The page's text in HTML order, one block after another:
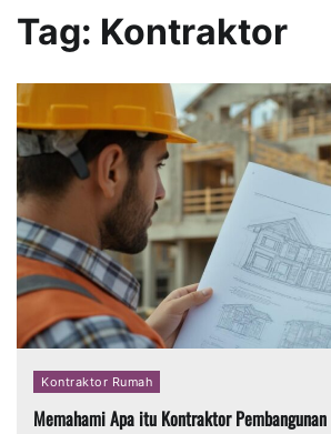
Tag: Kontraktor
Kontraktor Rumah
Memahami Apa itu Kontraktor Pembangunan